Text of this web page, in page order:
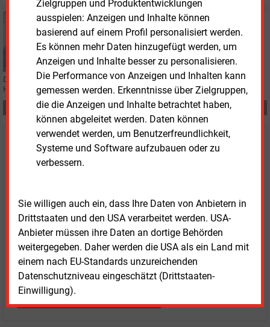
Zielgruppen und Produktentwicklungen
ausspielen: Anzeigen und Inhalte können
basierend auf einem Profil personalisiert werden.
Es können mehr Daten hinzugefügt werden, um
Anzeigen und Inhalte besser zu personalisieren.
Die Performance von Anzeigen und Inhalten kann
gemessen werden. Erkenntnisse über Zielgruppen,
die die Anzeigen und Inhalte betrachtet haben,
können abgeleitet werden. Daten können
verwendet werden, um Benutzerfreundlichkeit,
Systeme und Software aufzubauen oder zu
verbessern.
Sie willigen auch ein, dass Ihre Daten von Anbietern in
Drittstaaten und den USA verarbeitet werden. USA-
Anbieter müssen ihre Daten an dortige Behörden
weitergegeben. Daher werden die USA als ein Land mit
einem nach EU-Standards unzureichenden
Datenschutzniveau eingeschätzt (Drittstaaten-
Einwilligung).
Freitag, 26.01.2024, 09:23
KLIMASCHUTZ
Verbraucherzentrale gibt Tipps zum CO2-Preis
Die Verbraucherzentrale Nordrhein-Westfalen gibt Tipps zur Berechnung der
Heizkosten, die auch den steigenden CO2-Preis berücksichtigen.
Teilen:
Haben Sie Interesse an Content oder
Mehrfachzugängen für Ihr Unternehmen?
E&M-Inhalten oder den verschiedenen Abonnement-
Paketen haben.
Das E&M-Vertriebsteam freut sich unter Tel. 08152 / 93
11-77 oder untervertrieb@energie-und-management.de
über Ihre Anfrage.
WEITERE INFORMATIONEN